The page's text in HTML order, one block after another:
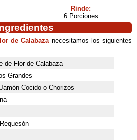
Rinde:
6 Porciones
de Calabazanecesitamos los siguientes
de Flor de Calabaza
Grandes
Cocido o Chorizos